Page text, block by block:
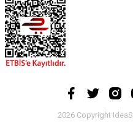
2026 Copyright